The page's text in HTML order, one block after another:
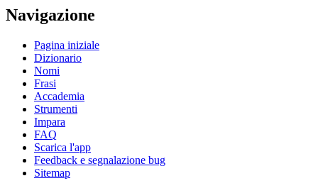
Navigazione
Pagina iniziale
Dizionario
Nomi
Frasi
Accademia
Strumenti
Impara
FAQ
Scarica l'app
Feedback e segnalazione bug
Sitemap